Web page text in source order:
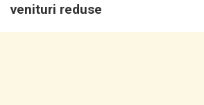
venituri reduse